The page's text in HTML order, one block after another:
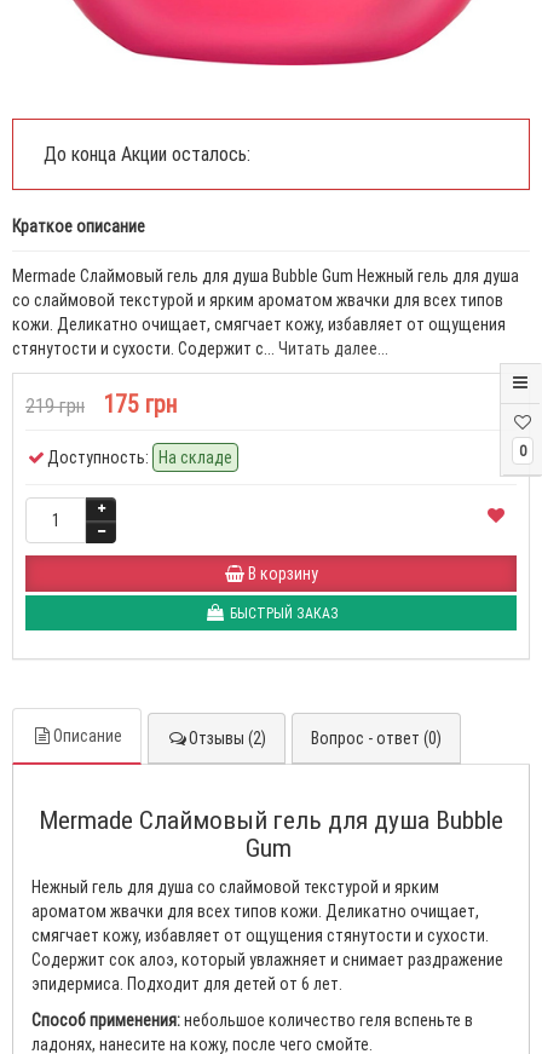
0
До конца Акции осталось:
Краткое описание
Mermade Слаймовый гель для душа Bubble Gum Нежный гель для душа
со слаймовой текстурой и ярким ароматом жвачки для всех типов
кожи. Деликатно очищает, смягчает кожу, избавляет от ощущения
стянутости и сухости. Содержит с... Читать далее...
219 грн 175 грн
Доступность: На складе
В корзину
БЫСТРЫЙ ЗАКАЗ
Описание Отзывы (2) Вопрос - ответ (0)
Mermade Слаймовый гель для душа Bubble
Gum
Нежный гель для душа со слаймовой текстурой и ярким
ароматом жвачки для всех типов кожи. Деликатно очищает,
смягчает кожу, избавляет от ощущения стянутости и сухости.
Содержит сок алоэ, который увлажняет и снимает раздражение
эпидермиса. Подходит для детей от 6 лет.
Способ применения:небольшое количество геля вспеньте в
ладонях, нанесите на кожу, после чего смойте.